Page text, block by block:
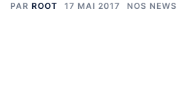
PAR ROOT 17 MAI 2017 NOS NEWS